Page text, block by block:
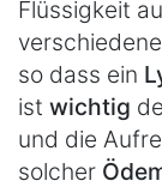
Flüssigkeit
so dass ein
ist wichtig
und die
solcher